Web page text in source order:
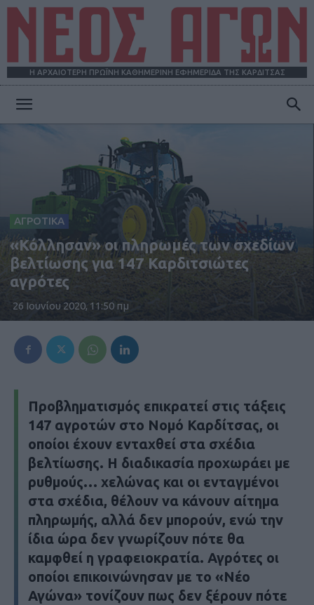
Η ΑΡΧΑΙΟΤΕΡΗ ΠΡΩΪΝΗ ΚΑΘΗΜΕΡΙΝΗ ΕΦΗΜΕΡΙΔΑ ΤΗΣ ΚΑΡΔΙΤΣΑΣ
ΑΓΩΝ
ΑΓΡΟΤΙΚΑ
«Κόλλησαν» οι πληρωμές των σχεδίων
βελτίωσης για 147 Καρδιτσιώτες
αγρότες
26 Ιουνίου 2020, 11:50 πμ
Προβληματισμός επικρατεί στις τάξεις
147 αγροτών στο Νομό Καρδίτσας, οι
οποίοι έχουν ενταχθεί στα σχέδια
βελτίωσης. Η διαδικασία προχωράει με
ρυθμούς… χελώνας και οι ενταγμένοι
στα σχέδια, θέλουν να κάνουν αίτημα
πληρωμής, αλλά δεν μπορούν, ενώ την
ίδια ώρα δεν γνωρίζουν πότε θα
καμφθεί η γραφειοκρατία. Αγρότες οι
οποίοι επικοινώνησαν με το «Νέο
Αγώνα» τονίζουν πως δεν ξέρουν πότε